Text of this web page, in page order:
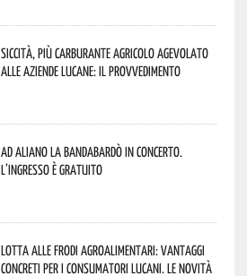
Siccità, più carburante agricolo agevolato
alle aziende lucane: il provvedimento
Ad Aliano la Bandabardò in concerto.
L’ingresso è gratuito
Lotta alle frodi agroalimentari: vantaggi
concreti per i consumatori lucani. Le novità